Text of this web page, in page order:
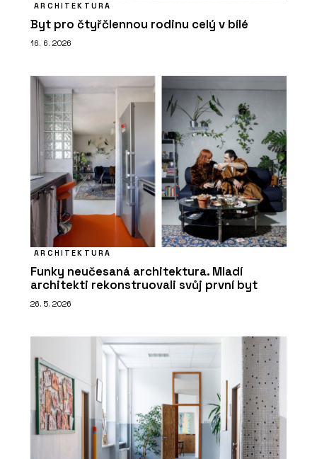
ARCHITEKTURA
Byt pro čtyřčlennou rodinu celý v bílé
16. 6. 2026
ARCHITEKTURA
Funky neučesaná architektura. Mladí
architekti rekonstruovali svůj první byt
26. 5. 2026